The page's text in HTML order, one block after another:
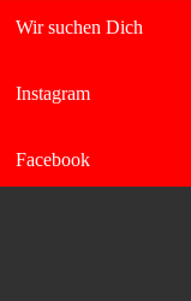
Wir suchen Dich
Instagram
Facebook